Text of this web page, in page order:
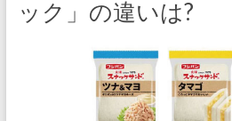
ック」の違いは?